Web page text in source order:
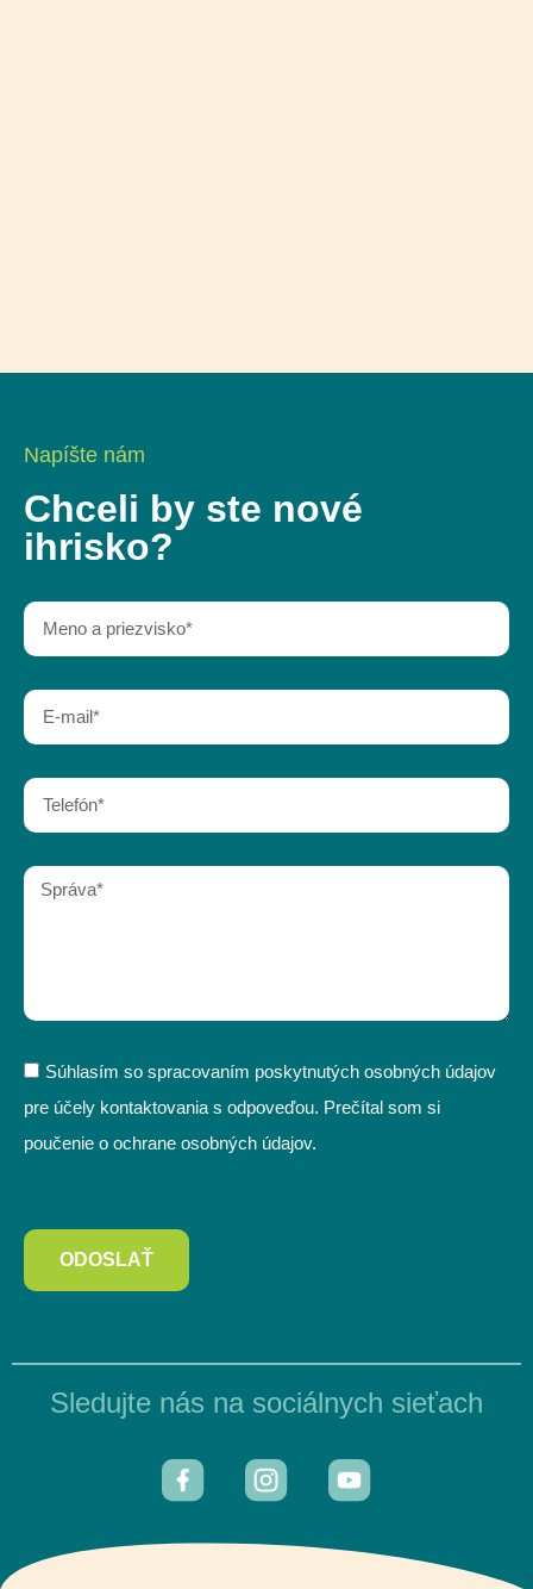
Napíšte nám
Chceli by ste nové
ihrisko?
Súhlasím so spracovaním poskytnutých osobných údajov
pre účely kontaktovania s odpoveďou. Prečítal som si
poučenie o ochrane osobných údajov.
ODOSLAŤ
Sledujte nás na sociálnych sieťach